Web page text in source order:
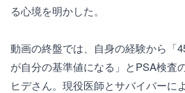
る心境を明かした。
動画の終盤では、自身の経験から「
が自分の基準値になる」とPSA検査
ヒデさん。現役医師とサバイバーに